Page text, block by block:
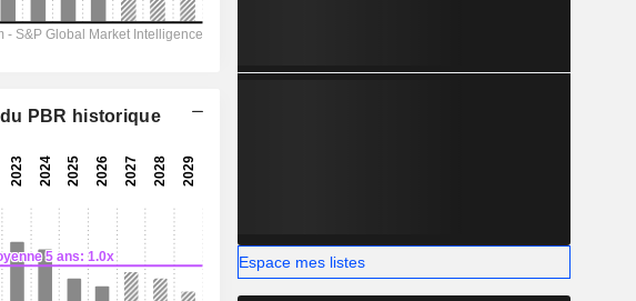
12 972 13 912
-
PBR historique
Espace mes listes